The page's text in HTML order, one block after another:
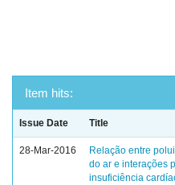
Item hits:
Issue Date Title
28-Mar-2016
Relação entre
do ar e interações
insuficiência